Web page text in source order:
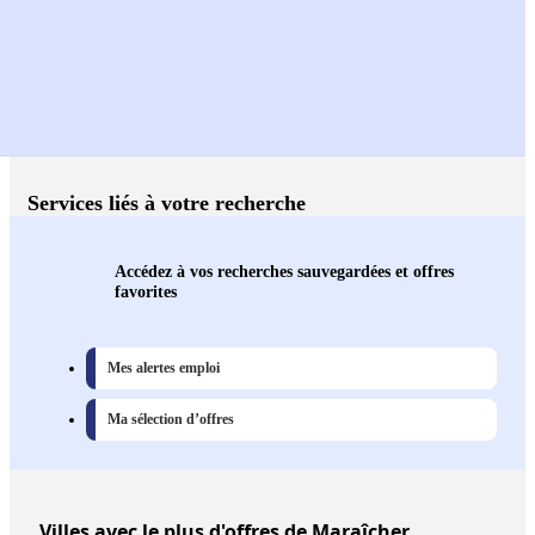
Services liés à votre recherche
Accédez à vos recherches sauvegardées et offres
favorites
Mes alertes emploi
Ma sélection d’offres